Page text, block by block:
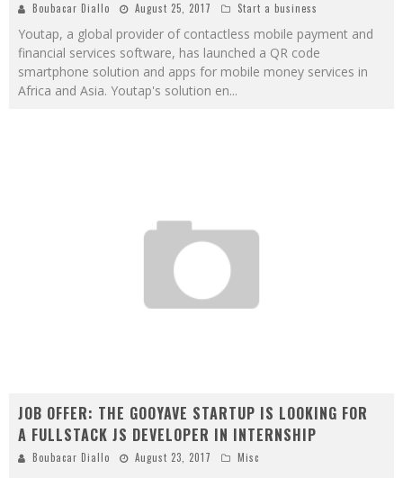
Boubacar Diallo August 25, 2017 Start a business
Youtap, a global provider of contactless mobile payment and
financial services software, has launched a QR code
smartphone solution and apps for mobile money services in
Africa and Asia. Youtap's solution en...
JOB OFFER: THE GOOYAVE STARTUP IS LOOKING FOR
A FULLSTACK JS DEVELOPER IN INTERNSHIP
Boubacar Diallo August 23, 2017 Misc